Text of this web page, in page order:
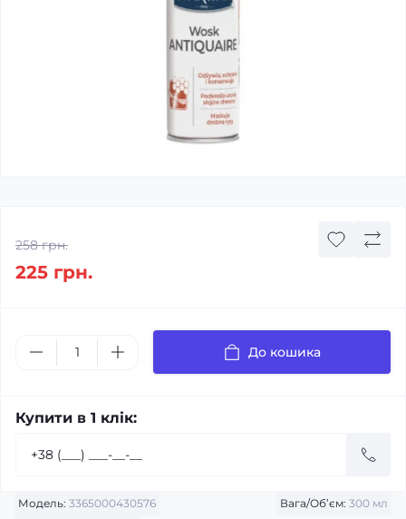
Модель: 3365000430576 Вага/Об’єм: 300 мл
258 грн.
225 грн.
До кошика
Купити в 1 клік: